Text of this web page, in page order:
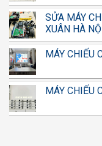
SỬA MÁY
XUÂN HÀ NỘI
MÁY CHIẾU
MÁY CHIẾU